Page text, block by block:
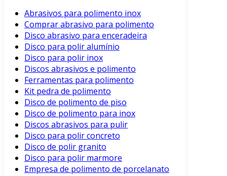
Abrasivos para polimento inox
Comprar abrasivo para polimento
Disco abrasivo para enceradeira
Disco para polir alumínio
Disco para polir inox
Discos abrasivos e polimento
Ferramentas para polimento
Kit pedra de polimento
Disco de polimento de piso
Disco de polimento para inox
Discos abrasivos para pulir
Disco para polir concreto
Disco de polir granito
Disco para polir marmore
Empresa de polimento de porcelanato